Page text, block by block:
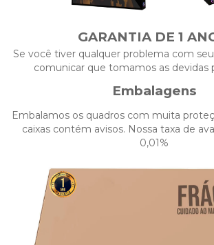
GARANTIA DE 1
Se você tiver qualquer problema com
comunicar que tomamos as devidas
Embalagens
Embalamos os quadros com muita
caixas contém avisos. Nossa taxa de
0,01%